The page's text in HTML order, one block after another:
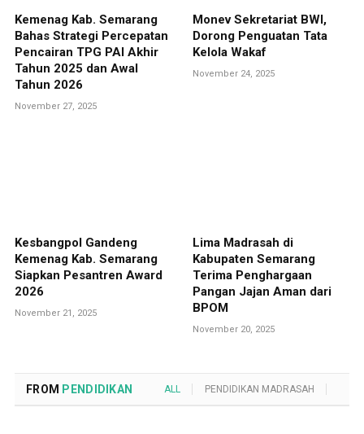
Kemenag Kab. Semarang
Bahas Strategi Percepatan
Pencairan TPG PAI Akhir
Tahun 2025 dan Awal
Tahun 2026
November 27, 2025
Monev Sekretariat BWI,
Dorong Penguatan Tata
Kelola Wakaf
November 24, 2025
Kesbangpol Gandeng
Kemenag Kab. Semarang
Siapkan Pesantren Award
2026
November 21, 2025
Lima Madrasah di
Kabupaten Semarang
Terima Penghargaan
Pangan Jajan Aman dari
BPOM
November 20, 2025
FROM PENDIDIKAN ALL PENDIDIKAN MADRASAH